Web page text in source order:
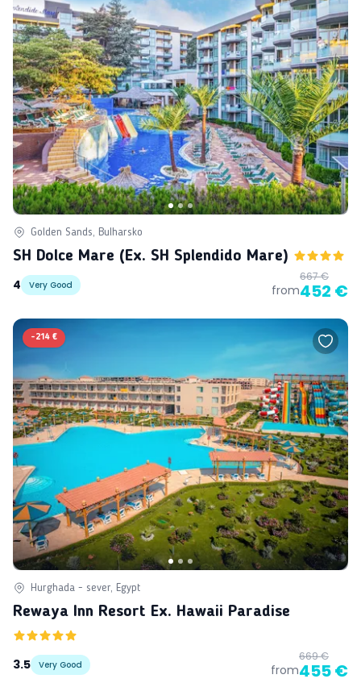
Golden Sands, Bulharsko
SH Dolce Mare (ex. SH Splendido Mare)
4
Very Good from
667 €
452 €
-214 €
Hurghada - sever, Egypt
Rewaya Inn Resort Ex. Hawaii Paradise
3.5 Very Good from
669 €
455 €